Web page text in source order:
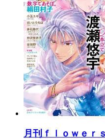
月刊ｆｌｏｗｅｒ